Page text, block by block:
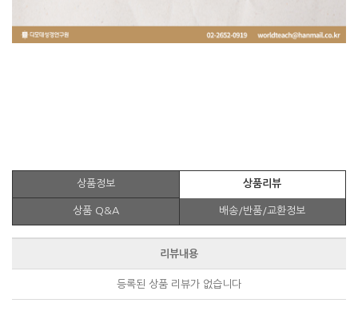
상품정보 상품리뷰
상품 Q&A 배송/반품/교환정보
리뷰내용
등록된 상품 리뷰가 없습니다